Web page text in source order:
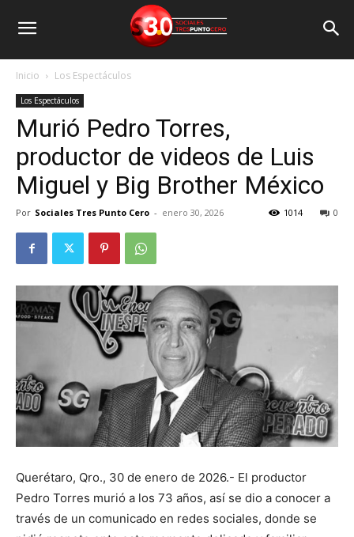
Inicio Los Espectáculos
Los Espectáculos
Murió Pedro Torres,
productor de videos de Luis
Miguel y Big Brother México
Por Sociales Tres Punto Cero - enero 30, 2026 0
1014
Querétaro, Qro., 30 de enero de 2026.- El productor
Pedro Torres murió a los 73 años, así se dio a conocer a
través de un comunicado en redes sociales, donde se